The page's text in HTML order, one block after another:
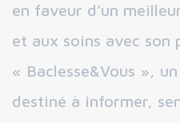
en faveur d’un
et aux soins avec son
« Baclesse&Vous »,
destiné à informer,